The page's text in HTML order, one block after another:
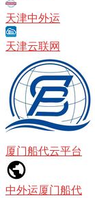
天津中外运
天津云联网
厦门船代云平台
中外运厦门船代